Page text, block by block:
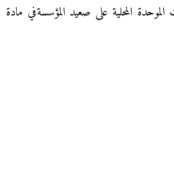
المحلية على صعيد المؤسسةفي مادة